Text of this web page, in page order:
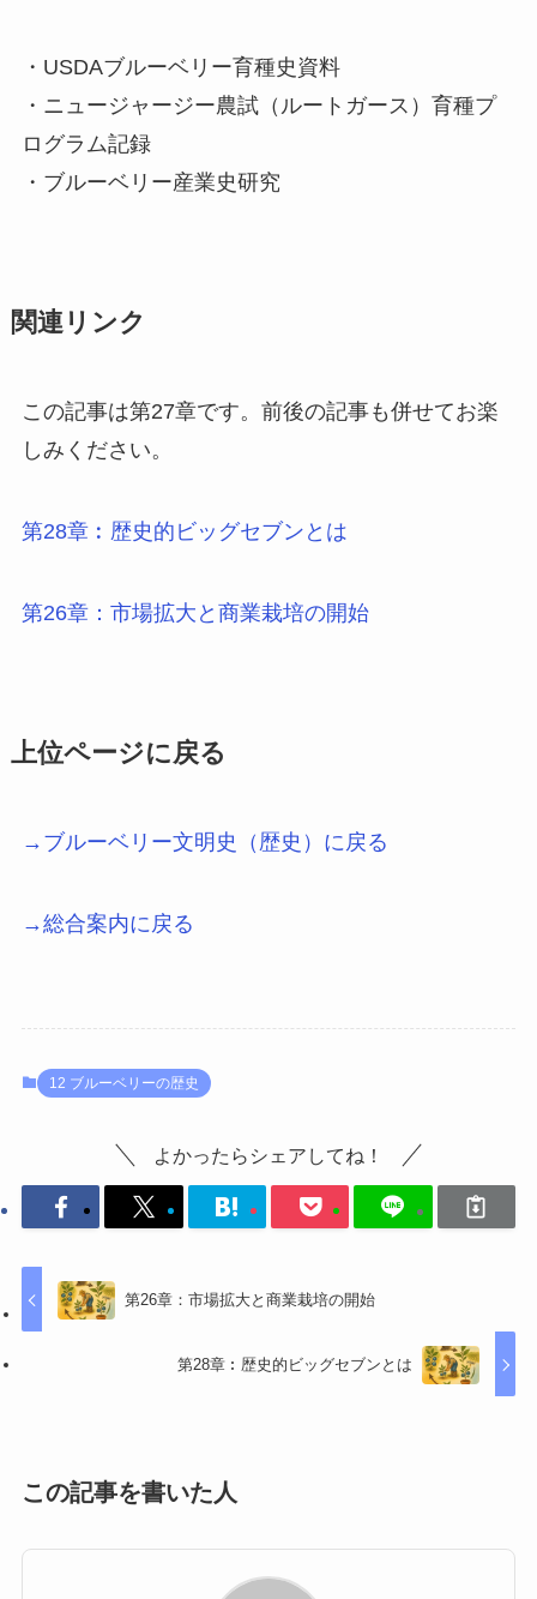
・USDAブルーベリー育種史資料
・ニュージャージー農試（ルートガース）育種プ
ログラム記録
・ブルーベリー産業史研究
関連リンク
この記事は第27章です。前後の記事も併せてお楽
しみください。
第28章︰歴史的ビッグセブンとは
第26章：市場拡大と商業栽培の開始
上位ページに戻る
→ブルーベリー文明史（歴史）に戻る
→総合案内に戻る
12 ブルーベリーの歴史
よかったらシェアしてね！
第26章：市場拡大と商業栽培の開始
第28章︰歴史的ビッグセブンとは
この記事を書いた人